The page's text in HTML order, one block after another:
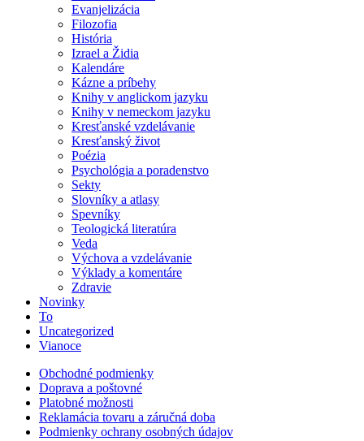
Evanjelizácia
Filozofia
História
Izrael a Židia
Kalendáre
Kázne a príbehy
Knihy v anglickom jazyku
Knihy v nemeckom jazyku
Kresťanské vzdelávanie
Kresťanský život
Poézia
Psychológia a poradenstvo
Sekty
Slovníky a atlasy
Spevníky
Teologická literatúra
Veda
Výchova a vzdelávanie
Výklady a komentáre
Zdravie
Novinky
To
Uncategorized
Vianoce
Obchodné podmienky
Doprava a poštovné
Platobné možnosti
Reklamácia tovaru a záručná doba
Podmienky ochrany osobných údajov